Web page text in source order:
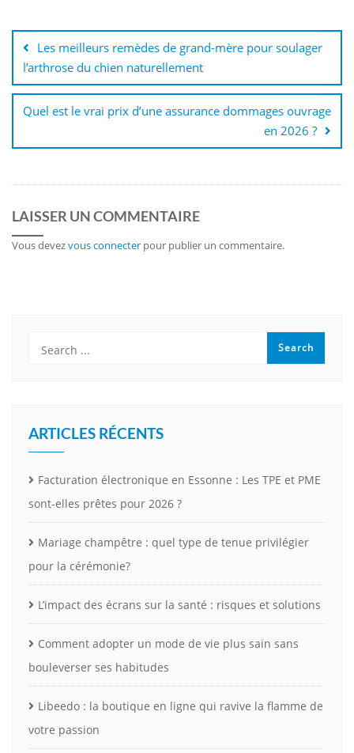
de
l’article
Les meilleurs remèdes de grand-mère pour soulager
l’arthrose du chien naturellement
Quel est le vrai prix d’une assurance dommages ouvrage
en 2026 ?
LAISSER UN COMMENTAIRE
Vous devezvous connecter pour publier un commentaire.
ARTICLES RÉCENTS
Facturation électronique en Essonne : Les TPE et PME
sont-elles prêtes pour 2026 ?
Mariage champêtre : quel type de tenue privilégier
pour la cérémonie?
L’impact des écrans sur la santé : risques et solutions
Comment adopter un mode de vie plus sain sans
bouleverser ses habitudes
Libeedo : la boutique en ligne qui ravive la flamme de
votre passion